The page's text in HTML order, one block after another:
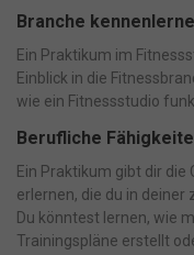
Branche
Ein Praktikum im
Einblick in die
wie ein Fitnessstudio
Berufliche
Ein Praktikum gibt dir die
erlernen, die du in
Du könntest lernen, wie
Trainingspläne erstellt